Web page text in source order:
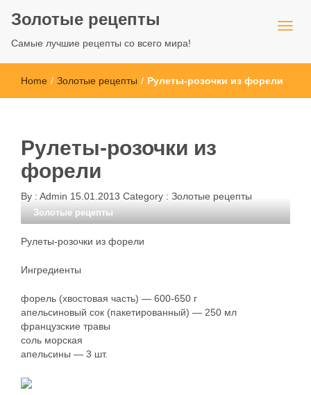
Золотые рецепты
Самые лучшие рецепты со всего мира!
Home / Золотые рецепты / Рулеты-розочки из форели
Рулеты-розочки из
форели
By : Admin 15.01.2013 Category : Золотые рецепты
Золотые рецепты
Рулеты-розочки из форели
Ингредиенты
форель (хвостовая часть) — 600-650 г
апельсиновый сок (пакетированный) — 250 мл
французские травы
соль морская
апельсины — 3 шт.